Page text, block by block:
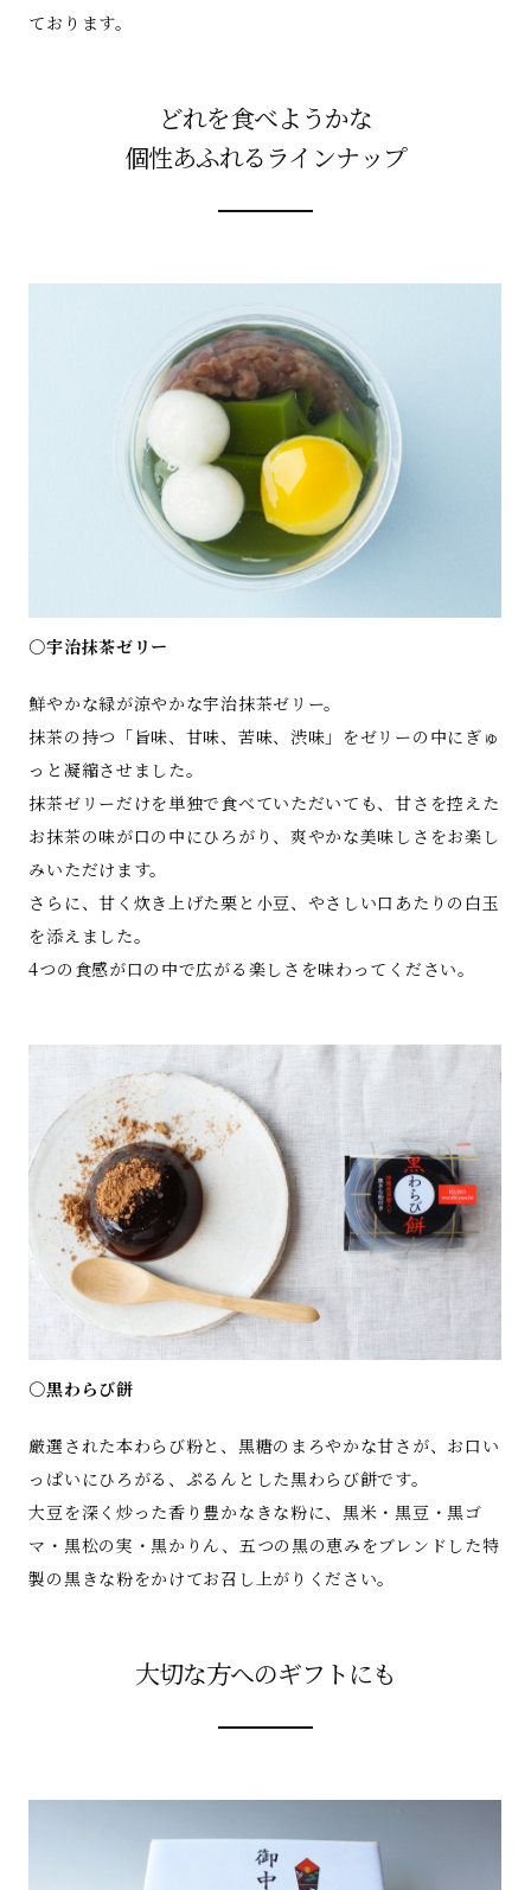
ております。
どれを食べようかな
個性あふれるラインナップ
○宇治抹茶ゼリー
鮮やかな緑が涼やかな宇治抹茶ゼリー。
抹茶の持つ「旨味、甘味、苦味、渋味」をゼリーの中にぎゅ
っと凝縮させました。
抹茶ゼリーだけを単独で食べていただいても、甘さを控えた
お抹茶の味が口の中にひろがり、爽やかな美味しさをお楽し
みいただけます。
さらに、甘く炊き上げた栗と小豆、やさしい口あたりの白玉
を添えました。
4つの食感が口の中で広がる楽しさを味わってください。
○黒わらび餅
厳選された本わらび粉と、黒糖のまろやかな甘さが、お口い
っぱいにひろがる、ぷるんとした黒わらび餅です。
大豆を深く炒った香り豊かなきな粉に、黒米・黒豆・黒ゴ
マ・黒松の実・黒かりん、五つの黒の恵みをブレンドした特
製の黒きな粉をかけてお召し上がりください。
大切な方へのギフトにも